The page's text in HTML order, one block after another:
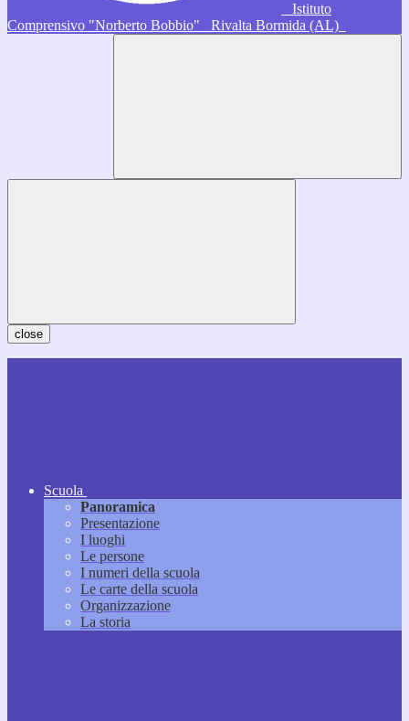
Istituto
Comprensivo "Norberto Bobbio"
Rivalta Bormida (AL)
close
Scuola
Panoramica
Presentazione
I luoghi
Le persone
I numeri della scuola
Le carte della scuola
Organizzazione
La storia